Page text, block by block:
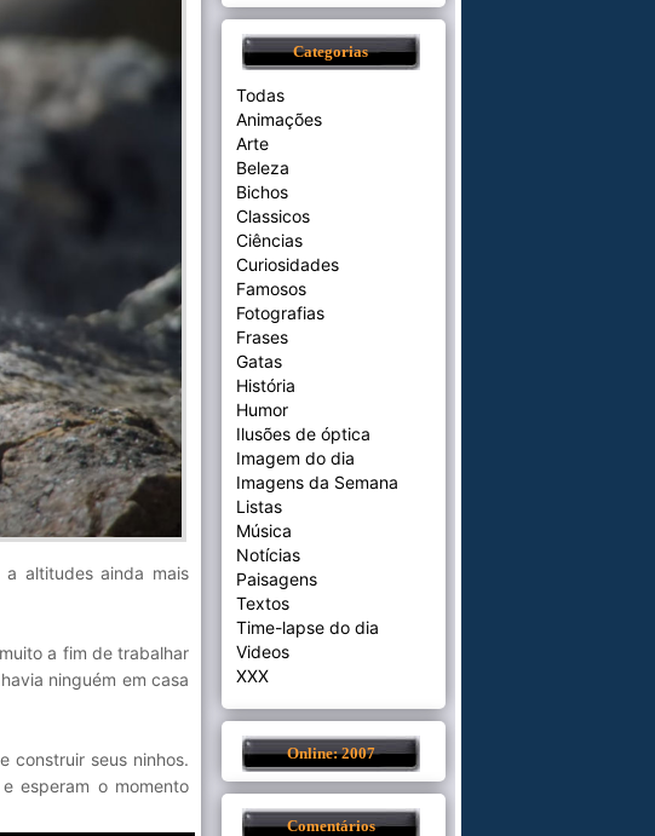
altitudes ainda mais
a fim de trabalhar
ninguém em casa
construir seus ninhos.
esperam o momento
Categorias
Todas
Animações
Arte
Beleza
Bichos
Classicos
Ciências
Curiosidades
Famosos
Fotografias
Frases
Gatas
História
Humor
Ilusões de óptica
Imagem do dia
Imagens da Semana
Listas
Música
Notícias
Paisagens
Textos
Time-lapse do dia
Videos
XXX
Online: 2007
Comentários